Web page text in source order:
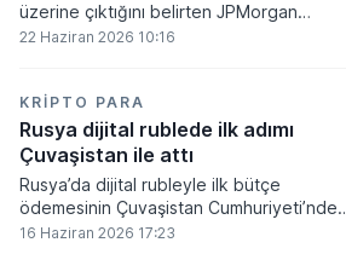
üzerine çıktığını belirten JPMorgan
analistleri, madencilik sektöründeki kârlılık
22 Haziran 2026 10:16
KRIPTO PARA
Rusya dijital rublede ilk adımı
Çuvaşistan ile attı
Rusya’da dijital rubleyle ilk bütçe
ödemesinin Çuvaşistan Cumhuriyeti’nde
gerçekleştirildiği bildirildi.
16 Haziran 2026 17:23